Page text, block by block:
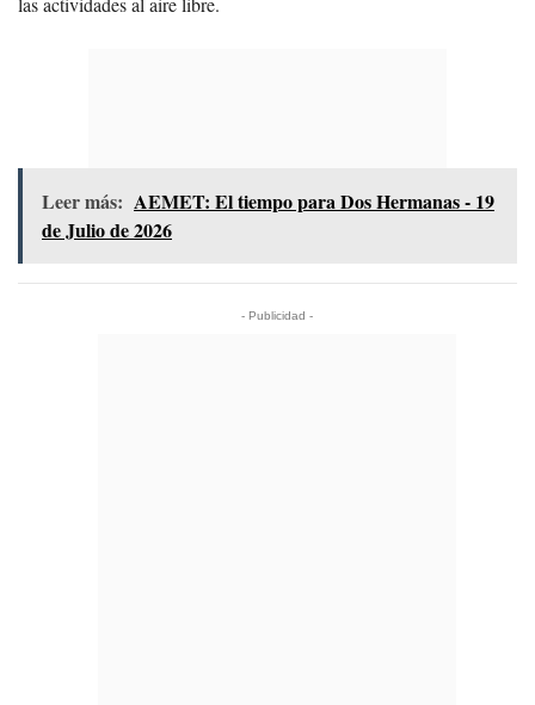
Leer más: AEMET: El tiempo para Dos Hermanas - 19
de Julio de 2026
- Publicidad -